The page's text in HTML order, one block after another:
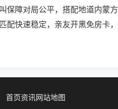
保障对局公平，搭配地道内蒙
配快速稳定，亲友开黑免房卡
首页资讯网站地图